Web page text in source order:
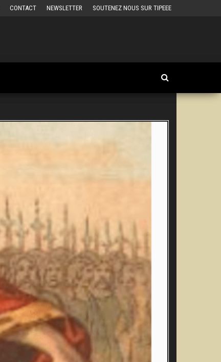
CONTACT NEWSLETTER SOUTENEZ NOUS SUR TIPEEE